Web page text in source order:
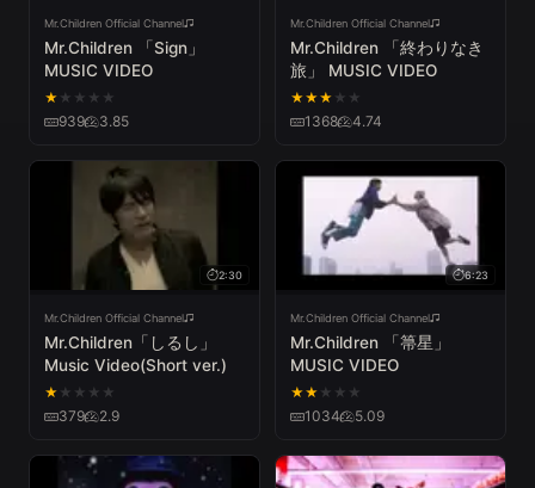
Mr.Children Official Channel
Mr.Children 「Sign」
MUSIC VIDEO
★ ★ ★ ★ ★
939 3.85
Mr.Children Official Channel
Mr.Children 「終わりなき
旅」 MUSIC VIDEO
★★★ ★ ★
1368 4.74
2:30
Mr.Children Official Channel
Mr.Children「しるし」
Music Video(Short ver.)
★ ★ ★ ★ ★
379 2.9
6:23
Mr.Children Official Channel
Mr.Children 「箒星」
MUSIC VIDEO
★★ ★ ★ ★
1034 5.09